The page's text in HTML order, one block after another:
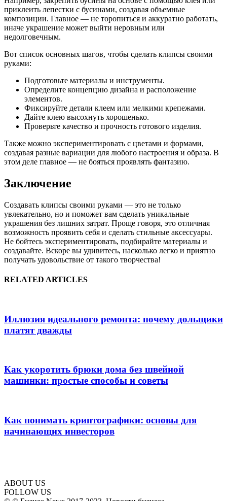
приклеить лепестки с бусинами, создавая объемные
композиции. Главное — не торопиться и аккуратно работать,
иначе украшение может выйти неровным или
недолговечным.
Вот список основных шагов, чтобы сделать клипсы своими
руками:
Подготовьте материалы и инструменты.
Определите концепцию дизайна и расположение
элементов.
Фиксируйте детали клеем или мелкими крепежами.
Дайте клею высохнуть хорошенько.
Проверьте качество и прочность готового изделия.
Также можно экспериментировать с цветами и формами,
создавая разные вариации для любого настроения и образа. В
этом деле главное — не бояться проявлять фантазию.
Заключение
Создавать клипсы своими руками — это не только
увлекательно, но и поможет вам сделать уникальные
украшения без лишних затрат. Проще говоря, это отличная
возможность проявить себя и сделать стильные аксессуары.
Не бойтесь экспериментировать, подбирайте материалы и
создавайте. Вскоре вы удивитесь, насколько легко и приятно
получать удовольствие от такого творчества!
RELATED ARTICLES
Иллюзия идеального ремонта: почему дольщики
платят дважды
Как укоротить брюки дома без швейной
машинки: простые способы и советы
Как понимать криптографики: основы для
начинающих инвесторов
ABOUT US
FOLLOW US